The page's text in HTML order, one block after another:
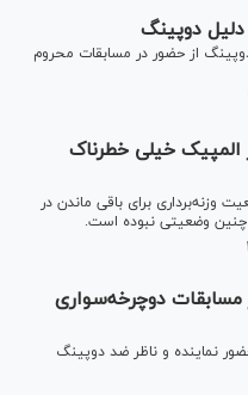
دوپینگ
دلیل دوپینگ از حضور در مسابقات محروم
المپیک خیلی خطرناک
وزنه‌برداری برای باقی ماندن در
وضعیتی نبوده است.
مسابقات دوچرخه‌سواری
نماینده و ناظر ضد دوپینگ